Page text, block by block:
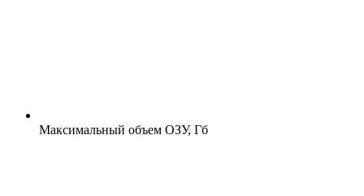
Максимальный объем ОЗУ, Гб